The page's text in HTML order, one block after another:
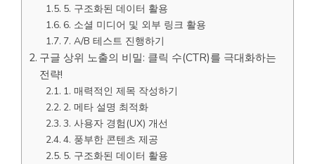
5. 구조화된 데이터 활용
6. 소셜 미디어 및 외부 링크 활용
7. A/B 테스트 진행하기
구글 상위 노출의 비밀: 클릭 수(CTR)를 극대화하는
전략!
1. 매력적인 제목 작성하기
2. 메타 설명 최적화
3. 사용자 경험(UX) 개선
4. 풍부한 콘텐츠 제공
5. 구조화된 데이터 활용